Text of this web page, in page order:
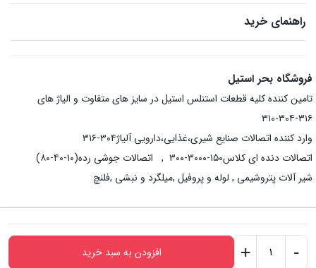
-
+ افزودن به سبد خرید
راهنمای خرید
فروشگاه بحر استیل
تامین کننده کلیه قطعات استنلس استیل در سایز های متفاوت و الیاژ های
۳۱۶-۳۰۴-۳۱۰
وارد کننده اتصالات صنایع شیری،غذایی،دارویی آلیاژ۳۰۴-۳۱۶
اتصالات دنده ای کلاس۱۵۰-۳۰۰۰-۳۰۰ , اتصالات جوشی رده(۱۰-۴۰-۸۰)
شیر آلات پتروشیمی , لوله و پروفیل ,میلگرد و نبشی ,فلنچ